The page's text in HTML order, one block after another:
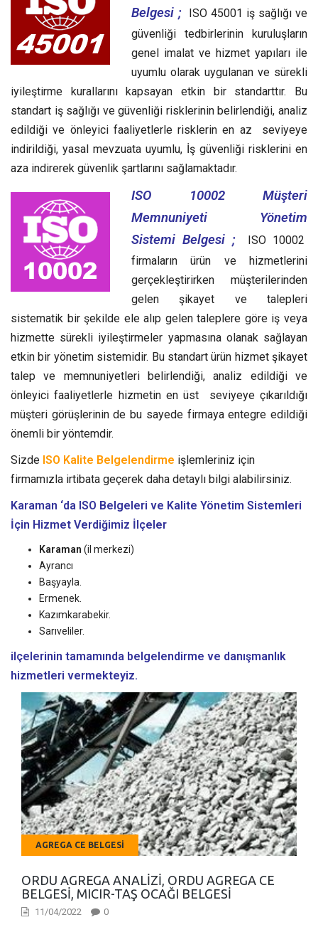
Belgesi ;
ISO 45001 iş sağlığı ve
güvenliği tedbirlerinin kuruluşların
genel imalat ve hizmet yapıları ile
uyumlu olarak uygulanan ve sürekli
iyileştirme kurallarını kapsayan etkin bir standarttır.
Bu
standart iş sağlığı ve güvenliği risklerinin belirlendiği, analiz
edildiği ve önleyici faaliyetlerle risklerin en az seviyeye
indirildiği, yasal mevzuata uyumlu, İş güvenliği risklerini en
aza indirerek güvenlik şartlarını sağlamaktadır.
ISO 10002 Müşteri
Memnuniyeti Yönetim
Sistemi Belgesi ;
ISO 10002
firmaların ürün ve hizmetlerini
gerçekleştirirken müşterilerinden
gelen şikayet ve talepleri
sistematik bir şekilde ele alıp gelen taleplere göre iş veya
hizmette sürekli iyileştirmeler yapmasına olanak sağlayan
etkin bir yönetim sistemidir. Bu standart ürün hizmet şikayet
talep ve memnuniyetleri belirlendiği, analiz edildiği ve
önleyici faaliyetlerle hizmetin en üst seviyeye çıkarıldığı
müşteri görüşlerinin de bu sayede firmaya entegre edildiği
önemli bir yöntemdir.
Sizde ISO Kalite Belgelendirme işlemleriniz için
firmamızla irtibata geçerek daha detaylı bilgi alabilirsiniz.
Karaman ‘da ISO Belgeleri ve Kalite Yönetim Sistemleri
İçin Hizmet Verdiğimiz İlçeler
Karaman (il merkezi)
Ayrancı
Başyayla.
Ermenek.
Kazımkarabekir.
Sarıveliler.
ilçelerinin tamamında belgelendirme ve danışmanlık
hizmetleri vermekteyiz.
AGREGA CE BELGESI
ORDU AGREGA ANALIZI, ORDU AGREGA CE
BELGESI, MICIR-TAŞ OCAĞI BELGESI
11/04/2022 0